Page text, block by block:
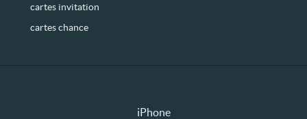
cartes invitation
cartes chance
iPhone